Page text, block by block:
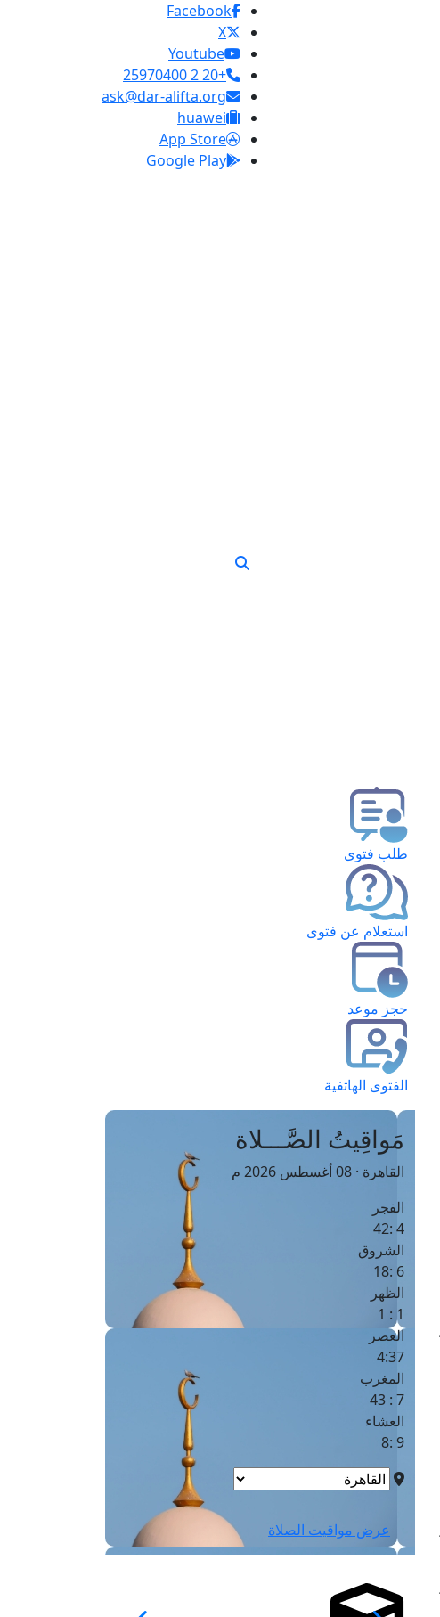
Facebook
X
Youtube
+20 2 25970400
ask@dar-alifta.org
huawei
App Store
Google Play
طلب فتوى
استعلام عن فتوى
حجز موعد
الفتوى الهاتفية
مَواقِيتُ الصَّـــلاة
القاهرة · 08 أغسطس 2026 م
الفجر
4 :42
الشروق
6 :18
الظهر
1 : 1
العصر
4:37
المغرب
7 : 43
العشاء
9 :8
عرض مواقيت الصلاة